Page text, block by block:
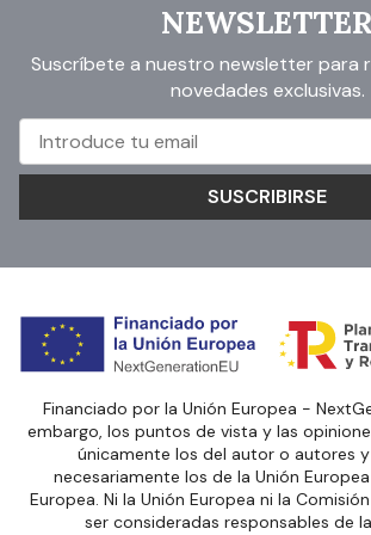
NEWSLETTER
Suscríbete a nuestro newsletter para
novedades exclusivas.
SUSCRIBIRSE
Financiado por la Unión Europea -
embargo, los puntos de vista y las
únicamente los del autor o autores
necesariamente los de la Unión
Europea. Ni la Unión Europea ni la
ser consideradas responsables de